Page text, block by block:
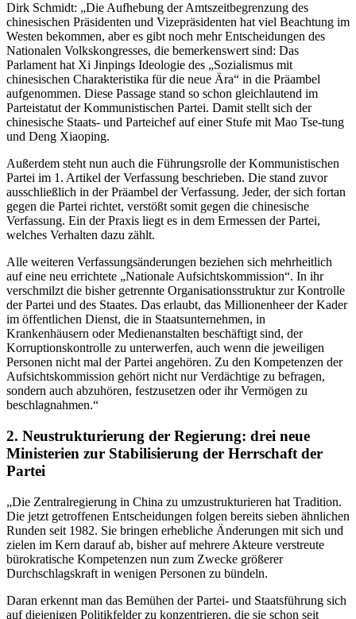
Dirk Schmidt: „Die Aufhebung der Amtszeitbegrenzung des
chinesischen Präsidenten und Vizepräsidenten hat viel Beachtung im
Westen bekommen, aber es gibt noch mehr Entscheidungen des
Nationalen Volkskongresses, die bemerkenswert sind: Das
Parlament hat Xi Jinpings Ideologie des „Sozialismus mit
chinesischen Charakteristika für die neue Ära“ in die Präambel
aufgenommen. Diese Passage stand so schon gleichlautend im
Parteistatut der Kommunistischen Partei. Damit stellt sich der
chinesische Staats- und Parteichef auf einer Stufe mit Mao Tse-tung
und Deng Xiaoping.
Außerdem steht nun auch die Führungsrolle der Kommunistischen
Partei im 1. Artikel der Verfassung beschrieben. Die stand zuvor
ausschließlich in der Präambel der Verfassung. Jeder, der sich fortan
gegen die Partei richtet, verstößt somit gegen die chinesische
Verfassung. Ein der Praxis liegt es in dem Ermessen der Partei,
welches Verhalten dazu zählt.
Alle weiteren Verfassungsänderungen beziehen sich mehrheitlich
auf eine neu errichtete „Nationale Aufsichtskommission“. In ihr
verschmilzt die bisher getrennte Organisationsstruktur zur Kontrolle
der Partei und des Staates. Das erlaubt, das Millionenheer der Kader
im öffentlichen Dienst, die in Staatsunternehmen, in
Krankenhäusern oder Medienanstalten beschäftigt sind, der
Korruptionskontrolle zu unterwerfen, auch wenn die jeweiligen
Personen nicht mal der Partei angehören. Zu den Kompetenzen der
Aufsichtskommission gehört nicht nur Verdächtige zu befragen,
sondern auch abzuhören, festzusetzen oder ihr Vermögen zu
beschlagnahmen.“
2. Neustrukturierung der Regierung: drei neue
Ministerien zur Stabilisierung der Herrschaft der
Partei
„Die Zentralregierung in China zu umzustrukturieren hat Tradition.
Die jetzt getroffenen Entscheidungen folgen bereits sieben ähnlichen
Runden seit 1982. Sie bringen erhebliche Änderungen mit sich und
zielen im Kern darauf ab, bisher auf mehrere Akteure verstreute
bürokratische Kompetenzen nun zum Zwecke größerer
Durchschlagskraft in wenigen Personen zu bündeln.
Daran erkennt man das Bemühen der Partei- und Staatsführung sich
auf diejenigen Politikfelder zu konzentrieren, die sie schon seit